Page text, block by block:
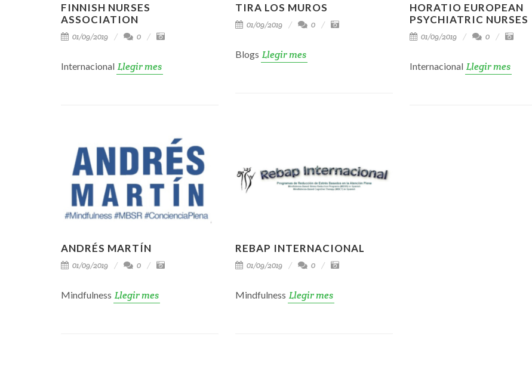
FINNISH NURSES
ASSOCIATION
01/09/2019 0
Internacional Llegir mes
TIRA LOS MUROS
01/09/2019 0
Blogs Llegir mes
HORATIO EUROPEAN
PSYCHIATRIC NURSES
01/09/2019 0
Internacional Llegir mes
ANDRÉS MARTÍN
01/09/2019 0
Mindfulness Llegir mes
REBAP INTERNACIONAL
01/09/2019 0
Mindfulness Llegir mes